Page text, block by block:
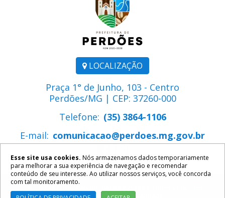
LOCALIZAÇÃO
Praça 1° de Junho, 103 - Centro
Perdões/MG | CEP: 37260-000
Telefone: (35) 3864-1106
E-mail: comunicacao@perdoes.mg.gov.br
reservados.
Política de Privacidade
Esse site usa cookies. Nós armazenamos dados temporariamente
para melhorar a sua experiência de navegação e recomendar
conteúdo de seu interesse. Ao utilizar nossos serviços, você concorda
com tal monitoramento.